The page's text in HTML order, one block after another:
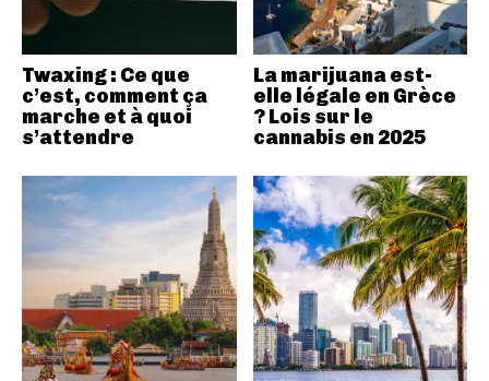
Twaxing : Ce que
c’est, comment ça
marche et à quoi
s’attendre
La marijuana est-
elle légale en Grèce
? Lois sur le
cannabis en 2025